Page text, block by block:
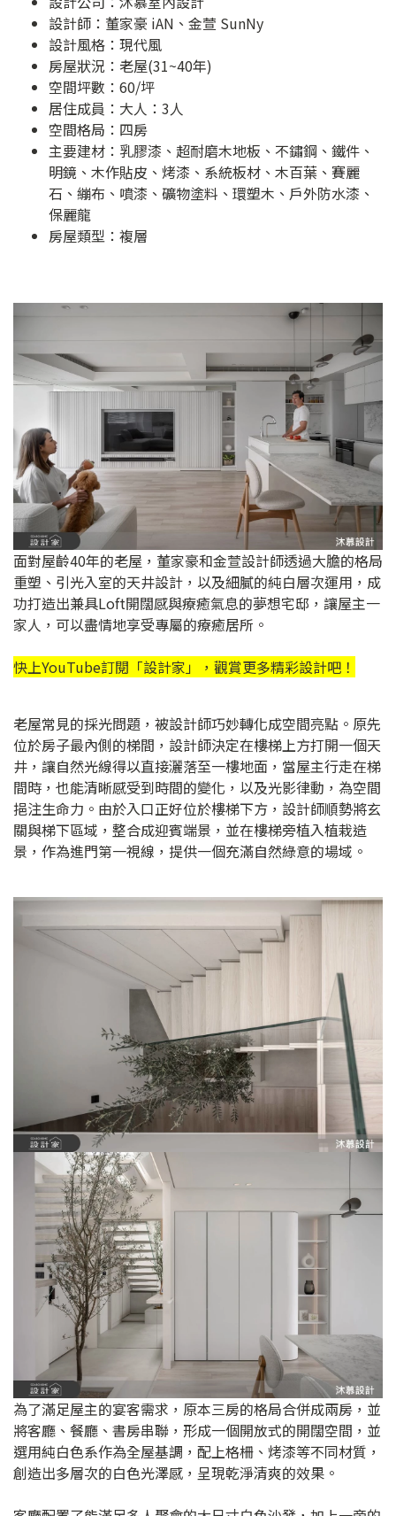
設計師：董家豪 iAN、金萱 SunNy
設計風格：現代風
房屋狀況：老屋(31~40年)
空間坪數：60/坪
居住成員：大人：3人
空間格局：四房
主要建材：乳膠漆、超耐磨木地板、不鏽鋼、鐵件、
明鏡、木作貼皮、烤漆、系統板材、木百葉、賽麗
石、繃布、噴漆、礦物塗料、環塑木、戶外防水漆、
保麗龍
房屋類型：複層
面對屋齡40年的老屋，董家豪和金萱設計師透過大膽的格局
重塑、引光入室的天井設計，以及細膩的純白層次運用，成
功打造出兼具Loft開闊感與療癒氣息的夢想宅邸，讓屋主一
家人，可以盡情地享受專屬的療癒居所。
快上YouTube訂閱「設計家 」，觀賞更多精彩設計吧！
老屋常見的採光問題，被設計師巧妙轉化成空間亮點。原先
位於房子最內側的梯間，設計師決定在樓梯上方打開一個天
井，讓自然光線得以直接灑落至一樓地面，當屋主行走在梯
間時，也能清晰感受到時間的變化，以及光影律動，為空間
挹注生命力。由於入口正好位於樓梯下方，設計師順勢將玄
關與梯下區域，整合成迎賓端景，並在樓梯旁植入植栽造
景，作為進門第一視線，提供一個充滿自然綠意的場域。
為了滿足屋主的宴客需求，原本三房的格局合併成兩房，並
將客廳、餐廳、書房串聯，形成一個開放式的開闊空間，並
選用純白色系作為全屋基調，配上格柵、烤漆等不同材質，
創造出多層次的白色光澤感，呈現乾淨清爽的效果。